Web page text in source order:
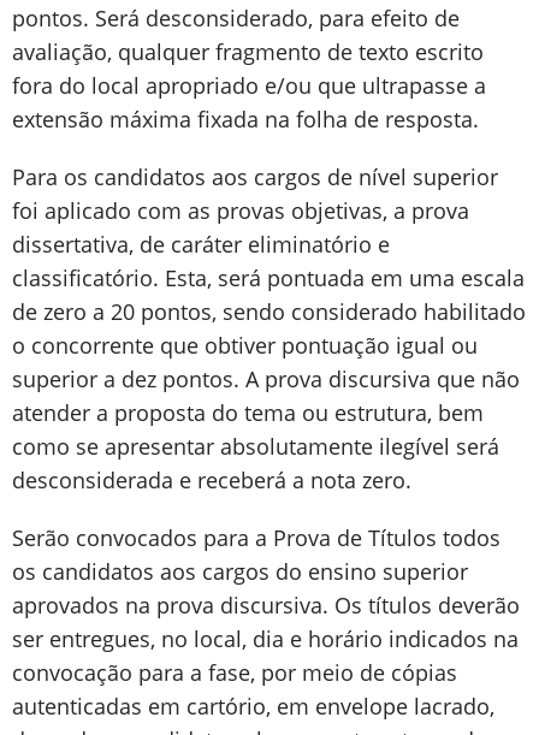
pontos. Será desconsiderado, para efeito de
avaliação, qualquer fragmento de texto escrito
fora do local apropriado e/ou que ultrapasse a
extensão máxima fixada na folha de resposta.
Para os candidatos aos cargos de nível superior
foi aplicado com as provas objetivas, a prova
dissertativa, de caráter eliminatório e
classificatório. Esta, será pontuada em uma escala
de zero a 20 pontos, sendo considerado habilitado
o concorrente que obtiver pontuação igual ou
superior a dez pontos. A prova discursiva que não
atender a proposta do tema ou estrutura, bem
como se apresentar absolutamente ilegível será
desconsiderada e receberá a nota zero.
Serão convocados para a Prova de Títulos todos
os candidatos aos cargos do ensino superior
aprovados na prova discursiva. Os títulos deverão
ser entregues, no local, dia e horário indicados na
convocação para a fase, por meio de cópias
autenticadas em cartório, em envelope lacrado,